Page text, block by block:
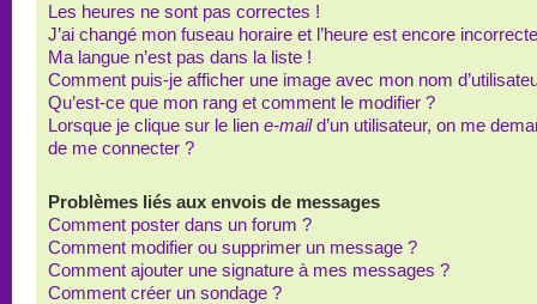
Les heures ne sont pas correctes !
J’ai changé mon fuseau horaire et l’heure est encore
Ma langue n’est pas dans la liste !
Comment puis-je afficher une image avec mon nom
Qu’est-ce que mon rang et comment le modifier ?
Lorsque je clique sur le lien e-maild’un utilisateur, on me
de me connecter ?
Problèmes liés aux envois de messages
Comment poster dans un forum ?
Comment modifier ou supprimer un message ?
Comment ajouter une signature à mes messages ?
Comment créer un sondage ?